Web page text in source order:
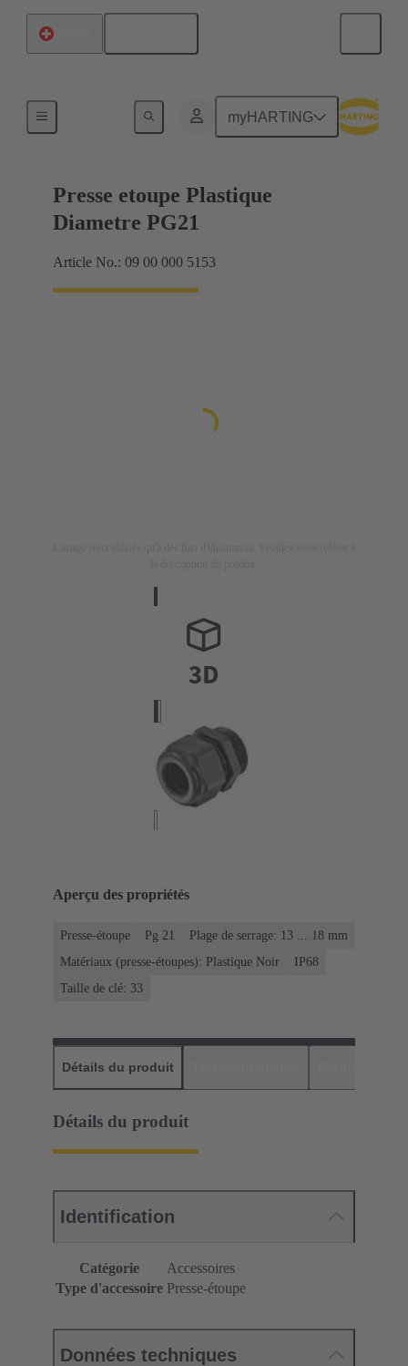
myHARTING
Presse-étoupes
Presse etoupe Plastique
Diametre PG21
Article No.: 09 00 000 5153
Aperçu des propriétés
Presse-étoupe Pg 21
Plage de serrage: 13 ... 18 mm
Matériaux (presse-étoupes): Plastique Noir
IP68
Taille de clé: 33
Détails du produit
Détails du produit
Identification
Catégorie
Accessoires
Type d'accessoire Presse-étoupe
Données techniques